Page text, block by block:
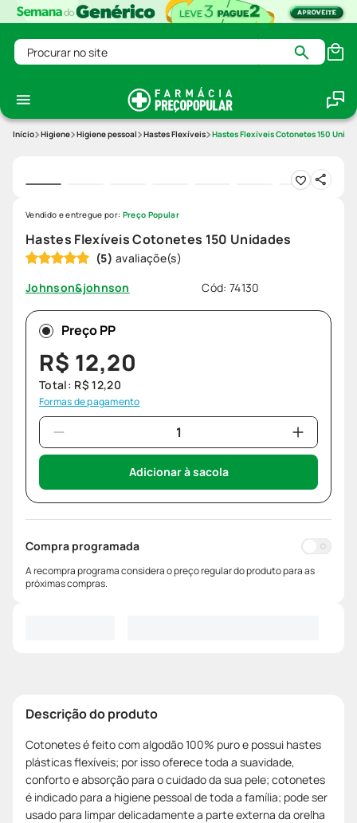
Procurar no site
Higiene Higiene pessoal Hastes Flexíveis Hastes Flexíveis Cotonetes 150
Hastes Flexíveis Cotonetes 150 Unidades
(5)
Johnson&johnson
Cód: 74130
Vendido e entregue por: Preço Popular
Preço PP
R$ 12,20
Total: R$ 12,20
Formas de pagamento
Adicionar à sacola
Compra programada
A recompra programa considera o preço regular do produto para as
próximas compras.
Descrição do produto
Cotonetes é feito com algodão 100% puro e possui hastes
plásticas flexíveis; por isso oferece toda a suavidade,
conforto e absorção para o cuidado da sua pele; cotonetes
é indicado para a higiene pessoal de toda a família; pode ser
usado para limpar delicadamente a parte externa da orelha